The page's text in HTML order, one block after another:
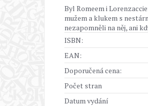
Byl Romeem i
mužem a klukem s
nezapomněli na něj, ani
ISBN:
EAN:
Doporučená cena:
Počet stran
Datum vydání